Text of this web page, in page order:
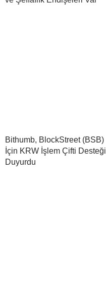
Bithumb, BlockStreet (BSB)
İçin KRW İşlem Çifti Desteği
Duyurdu